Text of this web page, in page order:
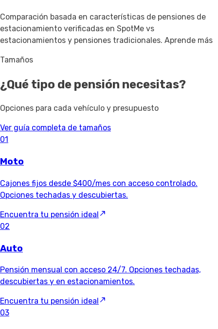
Comparación basada en características de pensiones de
estacionamiento verificadas en SpotMe vs
estacionamientos y pensiones tradicionales. Aprende más
Tamaños
¿Qué tipo de pensión necesitas?
Opciones para cada vehículo y presupuesto
Ver guía completa de tamaños
01
Moto
Cajones fijos desde $400/mes con acceso controlado.
Opciones techadas y descubiertas.
Encuentra tu pensión ideal
02
Auto
Pensión mensual con acceso 24/7. Opciones techadas,
descubiertas y en estacionamientos.
Encuentra tu pensión ideal
03